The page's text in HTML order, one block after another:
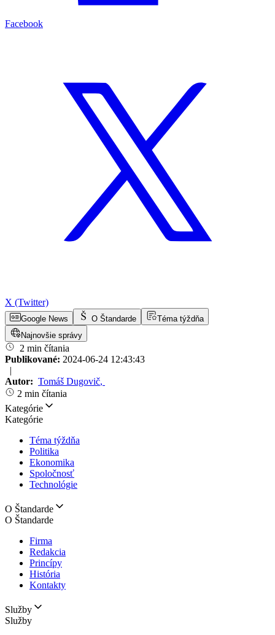
Facebook
X (Twitter)
Google News O Štandarde
Téma týždňa
Najnovšie správy
2 min čítania
Publikované: 2024-06-24 12:43:43
|
Autor: Tomáš Dugovič,
2 min čítania
Kategórie
Kategórie
Téma týždňa
Politika
Ekonomika
Spoločnosť
Technológie
O Štandarde
O Štandarde
Firma
Redakcia
Princípy
História
Kontakty
Služby
Služby